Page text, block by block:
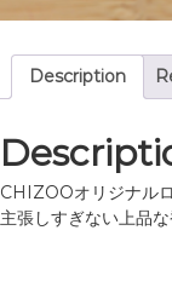
Description
CHIZOOオリジナル
主張しすぎない上品